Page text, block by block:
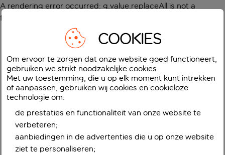
A rendering error occurred: g.value.replaceAll is not a
function
COOKIES
Om ervoor te zorgen dat onze website goed functioneert,
gebruiken we strikt noodzakelijke cookies.
Met uw toestemming, die u op elk moment kunt intrekken
of aanpassen, gebruiken wij cookies en cookieloze
technologie om:
de prestaties en functionaliteit van onze website te
verbeteren;
aanbiedingen in de advertenties die u op onze website
ziet te personaliseren;